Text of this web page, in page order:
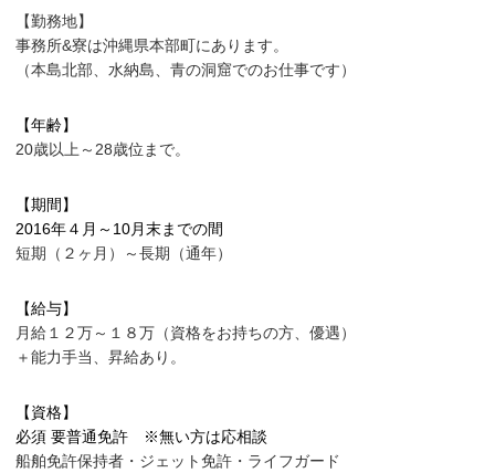
【勤務地】
事務所&寮は沖縄県本部町にあります。
（本島北部、水納島、青の洞窟でのお仕事です）
【年齢】
20歳以上～28歳位まで。
【期間】
2016年４月～10月末までの間
短期（２ヶ月）～長期（通年）
【給与】
月給１２万～１８万（資格をお持ちの方、優遇）
＋能力手当、昇給あり。
【資格】
必須 要普通免許 ※無い方は応相談
船舶免許保持者・ジェット免許・ライフガード